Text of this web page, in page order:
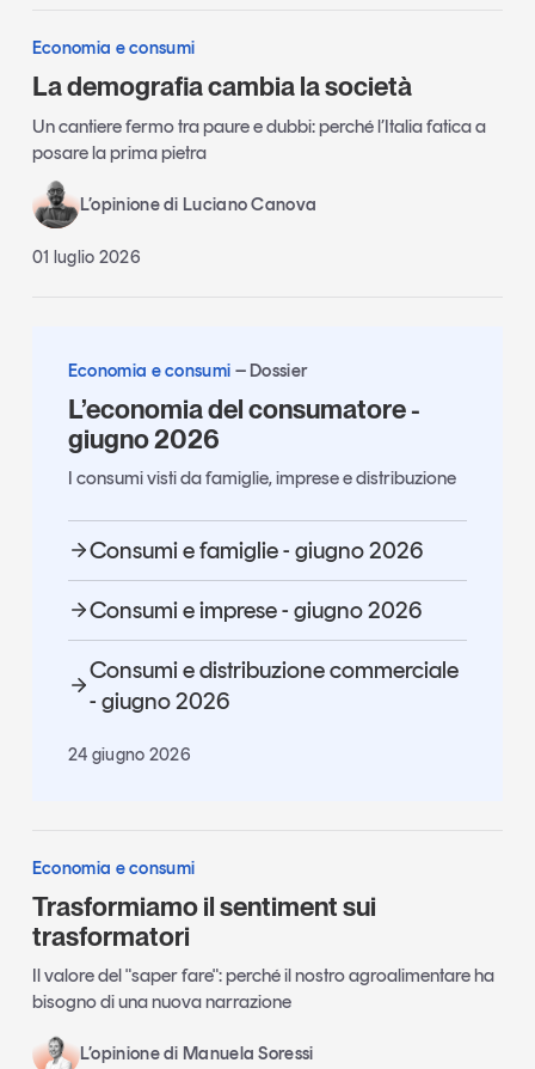
Economia e consumi
La demografia cambia la società
Un cantiere fermo tra paure e dubbi: perché l’Italia fatica a
posare la prima pietra
L’opinione di Luciano Canova
01 luglio 2026
Economia e consumi Dossier
L’economia del consumatore -
giugno 2026
I consumi visti da famiglie, imprese e distribuzione
Consumi e famiglie - giugno 2026
Consumi e imprese - giugno 2026
Consumi e distribuzione commerciale
- giugno 2026
24 giugno 2026
Economia e consumi
Trasformiamo il sentiment sui
trasformatori
Il valore del "saper fare": perché il nostro agroalimentare ha
bisogno di una nuova narrazione
L’opinione di Manuela Soressi